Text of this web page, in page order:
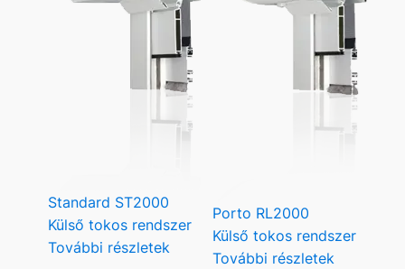
Standard ST2000
Külső tokos rendszer
További részletek
Porto RL2000
Külső tokos rendszer
További részletek